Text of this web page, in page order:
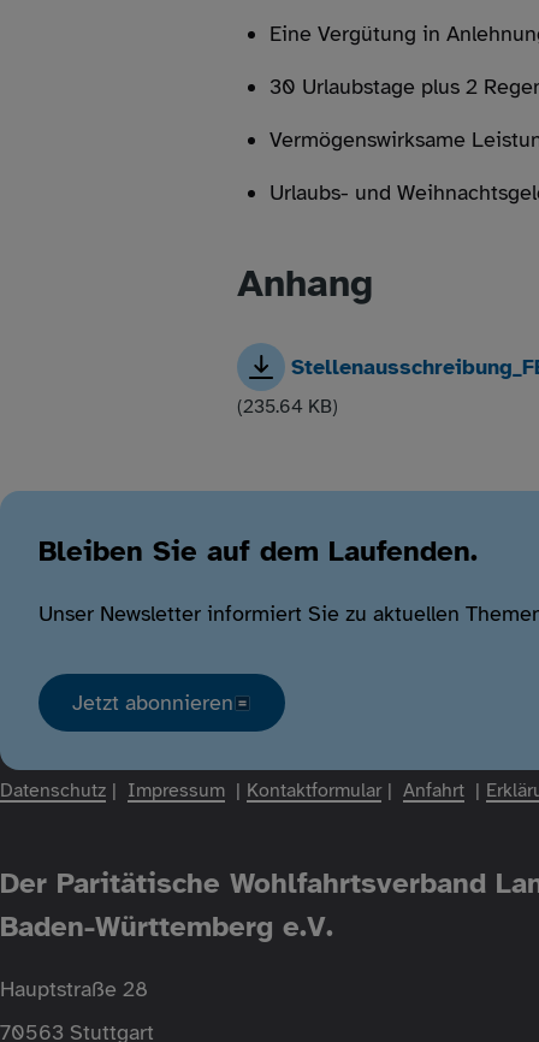
Eine Vergütung in
30 Urlaubstage plus 2
Vermögenswirksame
Urlaubs- und
Anhang
(235.64 KB)
Bleiben Sie auf dem Laufenden.
Unser Newsletter informiert Sie zu aktuellen
Jetzt abonnieren
Fußzeile
Datenschutz Impressum Kontaktformular Anfahrt
Der Paritätische Wohlfahrtsverband
Baden-Württemberg e.V.
Hauptstraße 28
70563 Stuttgart